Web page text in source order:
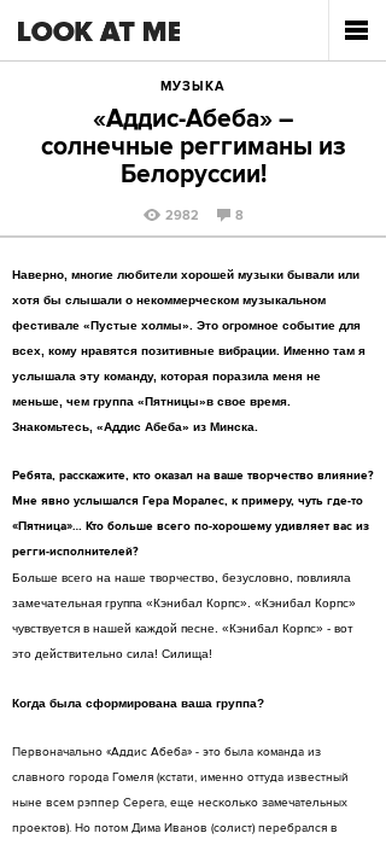
МУЗЫКА
«Аддис-Абеба» –
солнечные реггиманы из
Белоруссии!
2982 8
Наверно, многие любители хорошей музыки бывали или
хотя бы слышали о некоммерческом музыкальном
фестивале «Пустые холмы». Это огромное событие для
всех, кому нравятся позитивные вибрации. Именно там я
услышала эту команду, которая поразила меня не
меньше, чем группа «Пятницы»в свое время.
Знакомьтесь, «Аддис Абеба» из Минска.
Ребята, расскажите, кто оказал на ваше творчество влияние?
Мне явно услышался Гера Моралес, к примеру, чуть где-то
«Пятница»… Кто больше всего по-хорошему удивляет вас из
регги-исполнителей?
Больше всего на наше творчество, безусловно, повлияла
замечательная группа «Кэнибал Корпс». «Кэнибал Корпс»
чувствуется в нашей каждой песне. «Кэнибал Корпс» - вот
это действительно сила! Силища!
Когда была сформирована ваша группа?
Первоначально «Аддис Абеба» - это была команда из
славного города Гомеля (кстати, именно оттуда известный
ныне всем рэппер Серега, еще несколько замечательных
проектов). Но потом Дима Иванов (солист) перебрался в